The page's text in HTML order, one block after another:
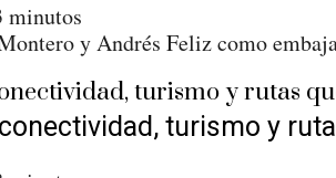
minutos
y Andrés Feliz como
turismo y